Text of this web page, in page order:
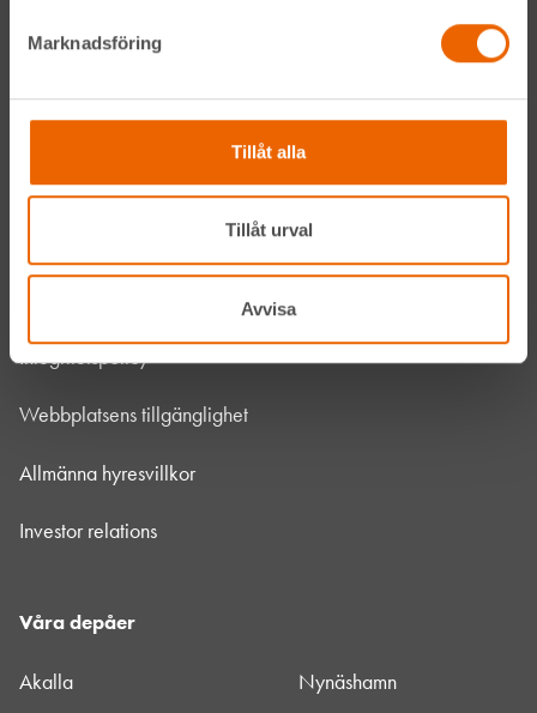
Marknadsföring
Tillåt alla
Tillåt urval
Avvisa
Kontakta oss
Bli kund
Integritetspolicy
Webbplatsens tillgänglighet
Allmänna hyresvillkor
Investor relations
Våra depåer
Akalla Nynäshamn